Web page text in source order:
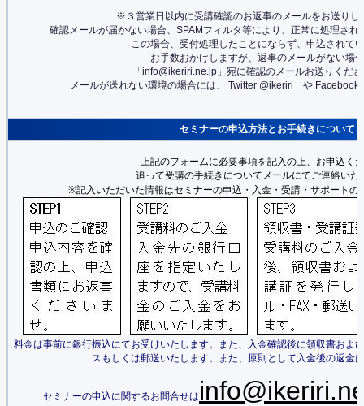
※３営業日以内に受講確認のお返事のメールをお送りし
確認メールが届かない場合、SPAMフィルタ等により、正常に処理され
この場合、受付処理したことにならず、申込されて
お手数おかけしますが、返事のメールがない場
「info@ikeriri.ne.jp」宛に確認のメールお送りくだ
メールが送れない環境の場合には、 Twitter @ikeriri や Facebook
セミナーの申込方法とお手続きについて
上記のフォームに必要事項を記入の上、お申込く
追って受講の手続きについてメールにてご連絡いた
※記入いただいた情報はセミナーの申込・入金・受講・サポートの
料金は事前に銀行振込にてお受けいたします。また、入金確認後に領収書およ
スもしくは郵送いたします。また、原則として入金後の返金
セミナーの申込に関するお問合せは